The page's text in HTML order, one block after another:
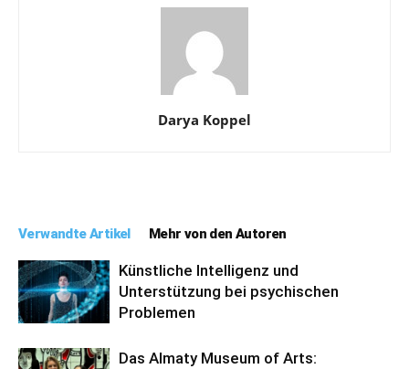
Darya Koppel
Verwandte Artikel Mehr von den Autoren
Künstliche Intelligenz und
Unterstützung bei psychischen
Problemen
Das Almaty Museum of Arts: